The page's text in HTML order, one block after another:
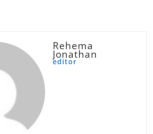
Rehema
Jonathan
editor